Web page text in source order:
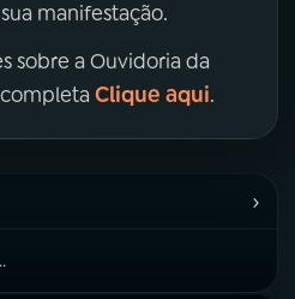
manifestação.
sobre a Ouvidoria da
completa Clique aqui.
›